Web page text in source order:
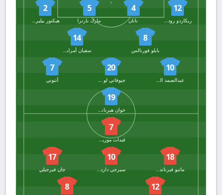
12
ريكاردو رودريجيز
4
ناتان
5
مارك بارترا
2
هيكتور بيليرين
8
بابلو فورنالس
14
سفيان أمرابط
10
عبدالصمد الزلزولي
20
جيوفاني لو سيلسو
7
أنتوني
19
خوان هيرنانديز
7
فيدات موريكي
18
ماتيو فيرنانديز
10
سيرجي داردير
17
جان فيرجيلي
12
8